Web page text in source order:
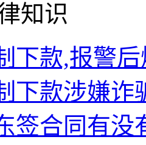
知识
下款,报警
下款涉嫌诈
签合同有没